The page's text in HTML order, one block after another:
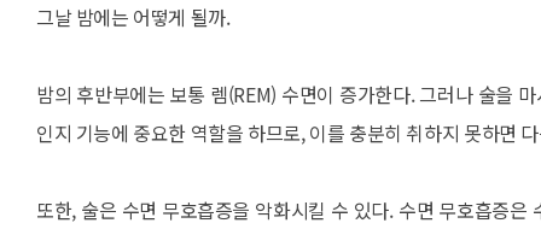
그날 밤에는 어떻게 될까.
밤의 후반부에는 보통 렘(REM) 수면이 증가한다. 그러나 술을
인지 기능에 중요한 역할을 하므로, 이를 충분히 취하지 못하면
또한, 술은 수면 무호흡증을 악화시킬 수 있다. 수면 무호흡증